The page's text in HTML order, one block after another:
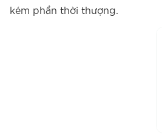
kém phần thời thượng.